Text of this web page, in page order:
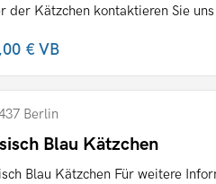
der Kätzchen kontaktieren Sie
€VB
Berlin
Blau Kätzchen
Blau Kätzchen Für weitere